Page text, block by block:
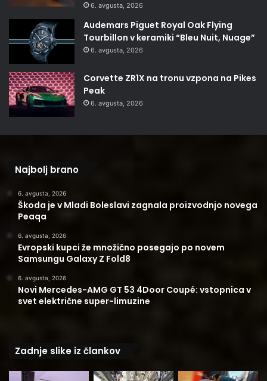
6. avgusta, 2026
Audemars Piguet Royal Oak Flying
Tourbillon v keramiki “Bleu Nuit, Nuage”
6. avgusta, 2026
Corvette ZR1X na tronu vzpona na Pikes
Peak
6. avgusta, 2026
Najbolj brano
6. avgusta, 2026
Škoda je v Mladi Boleslavi zagnala proizvodnjo novega
Peaqa
6. avgusta, 2026
Evropski kupci že množično posegajo po novem
Samsungu Galaxy Z Fold8
6. avgusta, 2026
Novi Mercedes-AMG GT 53 4Door Coupé: vstopnica v
svet električne super-limuzine
Zadnje slike iz člankov